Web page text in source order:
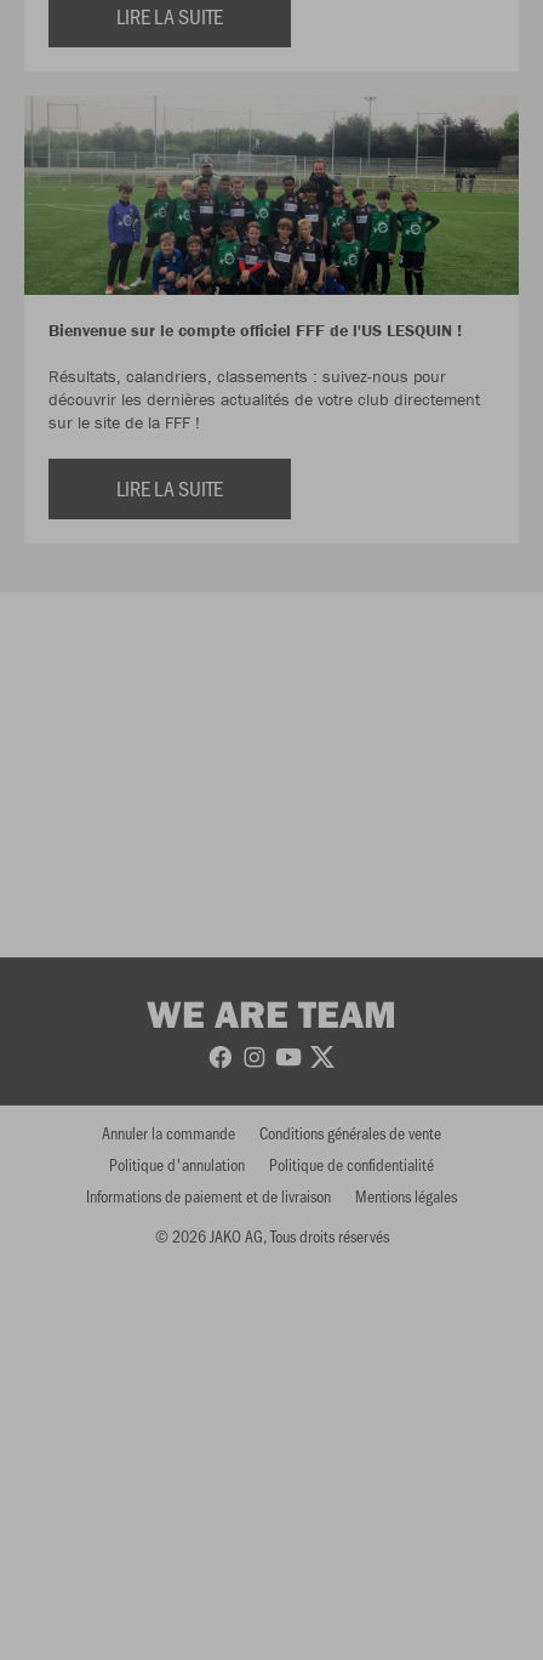
LIRE LA SUITE
Bienvenue sur le compte officiel FFF de l'US LESQUIN !
Résultats, calandriers, classements : suivez-nous pour
découvrir les dernières actualités de votre club directement
sur le site de la FFF !
LIRE LA SUITE
WE ARE TEAM
© 2026 JAKO AG, Tous droits réservés
Annuler la commande
Conditions générales de vente
Politique d'annulation
Politique de confidentialité
Informations de paiement et de livraison
Mentions légales